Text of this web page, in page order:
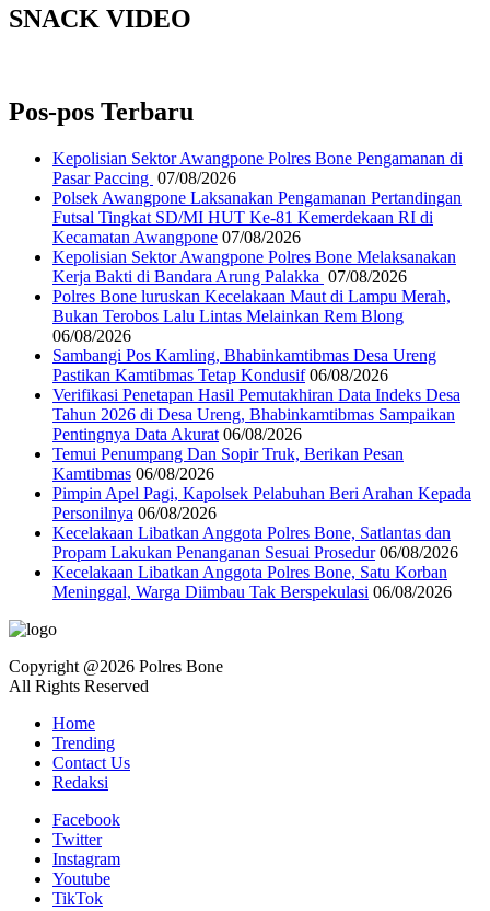
SNACK VIDEO
Pos-pos Terbaru
Kepolisian Sektor Awangpone Polres Bone Pengamanan di
Pasar Paccing ‎ 07/08/2026
Polsek Awangpone Laksanakan Pengamanan Pertandingan
Futsal Tingkat SD/MI HUT Ke-81 Kemerdekaan RI di
Kecamatan Awangpone 07/08/2026
‎Kepolisian Sektor Awangpone Polres Bone Melaksanakan
Kerja Bakti di Bandara Arung Palakka ‎ 07/08/2026
Polres Bone luruskan Kecelakaan Maut di Lampu Merah,
Bukan Terobos Lalu Lintas Melainkan Rem Blong
06/08/2026
Sambangi Pos Kamling, Bhabinkamtibmas Desa Ureng
Pastikan Kamtibmas Tetap Kondusif 06/08/2026
Verifikasi Penetapan Hasil Pemutakhiran Data Indeks Desa
Tahun 2026 di Desa Ureng, Bhabinkamtibmas Sampaikan
Pentingnya Data Akurat 06/08/2026
Temui Penumpang Dan Sopir Truk, Berikan Pesan
Kamtibmas 06/08/2026
Pimpin Apel Pagi, Kapolsek Pelabuhan Beri Arahan Kepada
Personilnya 06/08/2026
Kecelakaan Libatkan Anggota Polres Bone, Satlantas dan
Propam Lakukan Penanganan Sesuai Prosedur 06/08/2026
Kecelakaan Libatkan Anggota Polres Bone, Satu Korban
Meninggal, Warga Diimbau Tak Berspekulasi 06/08/2026
Copyright @2026 Polres Bone
All Rights Reserved
Home
Trending
Contact Us
Redaksi
Facebook
Twitter
Instagram
Youtube
TikTok